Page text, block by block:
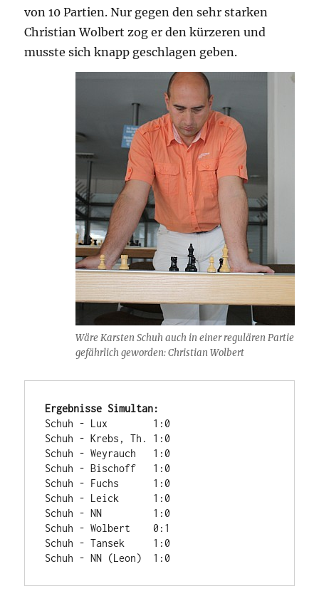
von 10 Partien. Nur gegen den sehr starken
Christian Wolbert zog er den kürzeren und
musste sich knapp geschlagen geben.
Wäre Karsten Schuh auch in einer regulären Partie
gefährlich geworden: Christian Wolbert
Ergebnisse Simultan:
Schuh - Lux        1:0
Schuh - Krebs, Th. 1:0
Schuh - Weyrauch   1:0
Schuh - Bischoff   1:0
Schuh - Fuchs      1:0
Schuh - Leick      1:0
Schuh - NN         1:0
Schuh - Wolbert    0:1
Schuh - Tansek     1:0
Schuh - NN (Leon)  1:0